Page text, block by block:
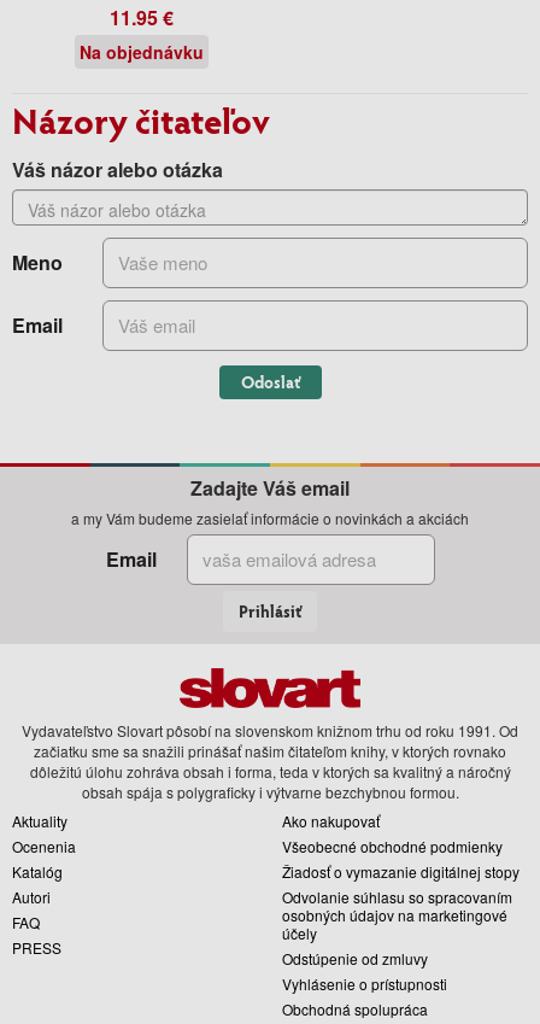
11.95 €
Na objednávku
Názory čitateľov
Váš názor alebo otázka
Meno
Email
Odoslať
Zadajte Váš email
a my Vám budeme zasielať informácie o novinkách a akciách
Email
Prihlásiť
Vydavateľstvo Slovart pôsobí na slovenskom knižnom trhu od roku 1991. Od
začiatku sme sa snažili prinášať našim čitateľom knihy, v ktorých rovnako
dôležitú úlohu zohráva obsah i forma, teda v ktorých sa kvalitný a náročný
obsah spája s polygraficky i výtvarne bezchybnou formou.
Aktuality
Ocenenia
Katalóg
Autori
FAQ
PRESS
Ako nakupovať
Všeobecné obchodné podmienky
Žiadosť o vymazanie digitálnej stopy
Odvolanie súhlasu so spracovaním
osobných údajov na marketingové
účely
Odstúpenie od zmluvy
Vyhlásenie o prístupnosti
Obchodná spolupráca